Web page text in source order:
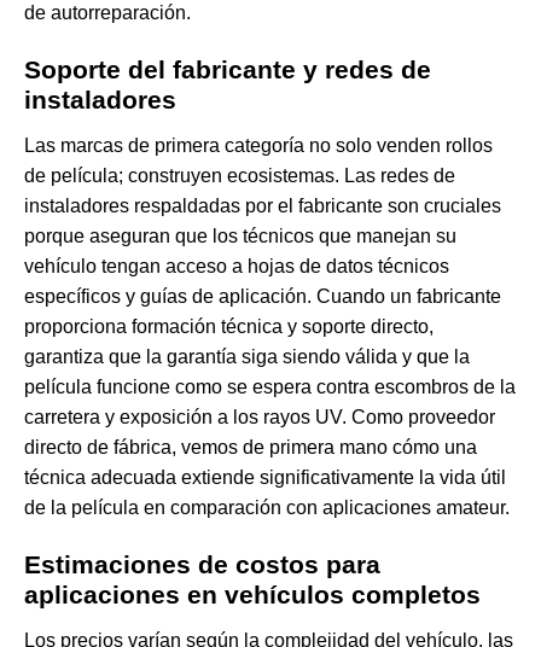
de autorreparación.
Soporte del fabricante y redes de
instaladores
Las marcas de primera categoría no solo venden rollos
de película; construyen ecosistemas. Las redes de
instaladores respaldadas por el fabricante son cruciales
porque aseguran que los técnicos que manejan su
vehículo tengan acceso a hojas de datos técnicos
específicos y guías de aplicación. Cuando un fabricante
proporciona formación técnica y soporte directo,
garantiza que la garantía siga siendo válida y que la
película funcione como se espera contra escombros de la
carretera y exposición a los rayos UV. Como proveedor
directo de fábrica, vemos de primera mano cómo una
técnica adecuada extiende significativamente la vida útil
de la película en comparación con aplicaciones amateur.
Estimaciones de costos para
aplicaciones en vehículos completos
Los precios varían según la complejidad del vehículo, las